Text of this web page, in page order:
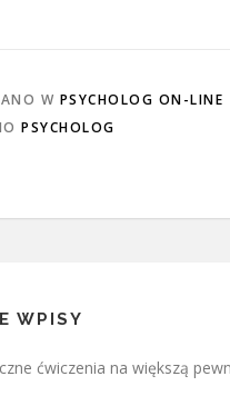
W PSYCHOLOG ON-LINE
PSYCHOLOG
WPISY
ćwiczenia na większą